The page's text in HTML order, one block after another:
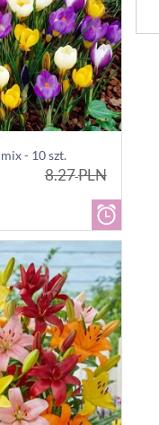
- 10 szt.
8.27PLN